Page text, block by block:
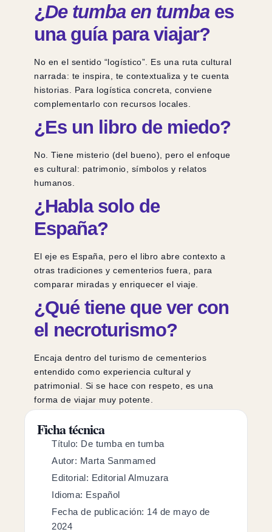
¿De tumba en tumbaes
una guía para viajar?
No en el sentido “logístico”. Es una ruta cultural
narrada: te inspira, te contextualiza y te cuenta
historias. Para logística concreta, conviene
complementarlo con recursos locales.
¿Es un libro de miedo?
No. Tiene misterio (del bueno), pero el enfoque
es cultural: patrimonio, símbolos y relatos
humanos.
¿Habla solo de
España?
El eje es España, pero el libro abre contexto a
otras tradiciones y cementerios fuera, para
comparar miradas y enriquecer el viaje.
¿Qué tiene que ver con
el necroturismo?
Encaja dentro del turismo de cementerios
entendido como experiencia cultural y
patrimonial. Si se hace con respeto, es una
forma de viajar muy potente.
Ficha técnica
Título: De tumba en tumba
Autor: Marta Sanmamed
Editorial: Editorial Almuzara
Idioma: Español
Fecha de publicación: 14 de mayo de
2024